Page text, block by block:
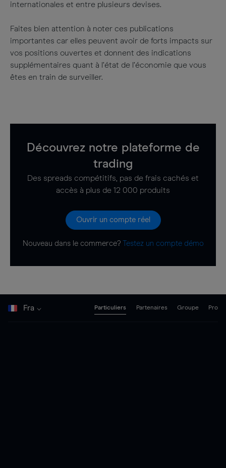
internationales et entre plusieurs devises.
Faites bien attention à noter ces publications
importantes car elles peuvent avoir de forts impacts sur
vos positions ouvertes et donnent des indications
supplémentaires quant à l’état de l’économie que vous
êtes en train de surveiller.
Découvrez notre plateforme de
trading
Des spreads compétitifs, pas de frais cachés et
accès à plus de 12 000 produits
Ouvrir un compte réel
Nouveau dans le commerce? Testez un compte démo
Fra Particuliers Partenaires Groupe Pro